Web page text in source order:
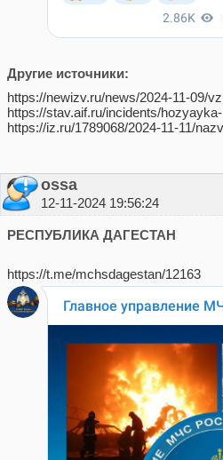
Другие источники:
https://newizv.ru/news/2024-11-09/
https://stav.aif.ru/incidents/
https://iz.ru/1789068/2024-11-11/
ossa
12-11-2024 19:56:24
РЕСПУБЛИКА ДАГЕСТАН
https://t.me/mchsdagestan/12163